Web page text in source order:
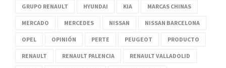
GRUPO RENAULT HYUNDAI KIA MARCAS CHINAS
MERCADO MERCEDES NISSAN NISSAN BARCELONA
OPEL OPINIÓN PERTE PEUGEOT PRODUCTO
RENAULT RENAULT PALENCIA RENAULT VALLADOLID